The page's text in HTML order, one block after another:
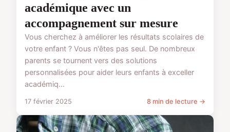
académique avec un
accompagnement sur mesure
Vous cherchez à améliorer les résultats scolaires de
votre enfant ? Vous n'êtes pas seul. De nombreux
parents se tournent vers des solutions
personnalisées pour aider leurs enfants à exceller
académiq...
17 février 2025 8 min de lecture →